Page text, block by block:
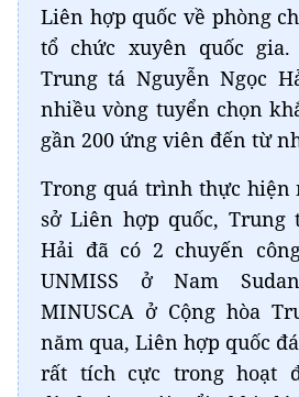
Liên hợp quốc về phòng
tổ chức xuyên quốc
Trung tá Nguyễn Ngọc
nhiều vòng tuyển chọn
gần 200 ứng viên đến từ
Trong quá trình thực
sở Liên hợp quốc, Trung
Hải đã có 2 chuyến
UNMISS ở Nam
MINUSCA ở Cộng hòa
năm qua, Liên hợp quốc
rất tích cực trong hoạt